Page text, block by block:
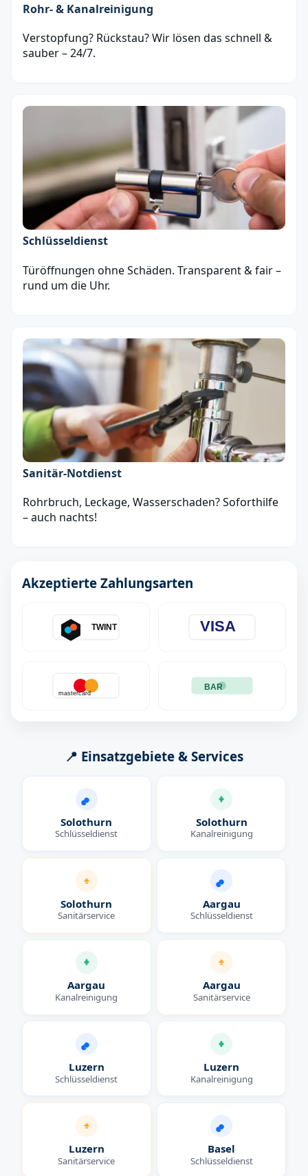
Rohr- & Kanalreinigung
Verstopfung? Rückstau? Wir lösen das schnell &
sauber – 24/7.
Schlüsseldienst
Türöffnungen ohne Schäden. Transparent & fair –
rund um die Uhr.
Sanitär‑Notdienst
Rohrbruch, Leckage, Wasserschaden? Soforthilfe
– auch nachts!
Akzeptierte Zahlungsarten
TWINT VISA
mastercard
BAR
📍 Einsatzgebiete & Services
Solothurn
Schlüsseldienst
Solothurn
Kanalreinigung
Solothurn
Sanitärservice
Aargau
Schlüsseldienst
Aargau
Kanalreinigung
Aargau
Sanitärservice
Luzern
Schlüsseldienst
Luzern
Kanalreinigung
Luzern
Sanitärservice
Basel
Schlüsseldienst